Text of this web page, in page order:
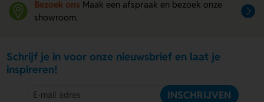
Bezoek ons Maak een afspraak en bezoek onze
showroom.
Schrijf je in voor onze nieuwsbrief en laat je
inspireren!
INSCHRIJVEN